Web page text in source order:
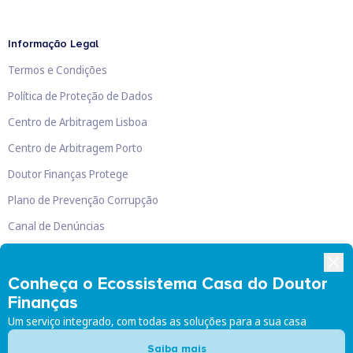
Conheça o Ecossistema Casa do Doutor
Finanças
Um serviço integrado, com todas as soluções para a sua casa
Saiba mais
Informação Legal
Termos e Condições
Política de Proteção de Dados
Centro de Arbitragem Lisboa
Centro de Arbitragem Porto
Doutor Finanças Protege
Plano de Prevenção Corrupção
Canal de Denúncias
Doutor Finanças, Lda